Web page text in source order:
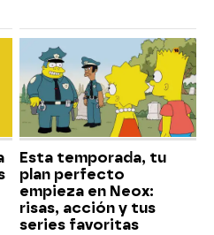
Esta temporada, tu
plan perfecto
empieza en Neox:
risas, acción y tus
series favoritas